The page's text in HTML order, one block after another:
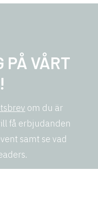
PÅ VÅRT
om du är
få erbjudanden
samt se vad